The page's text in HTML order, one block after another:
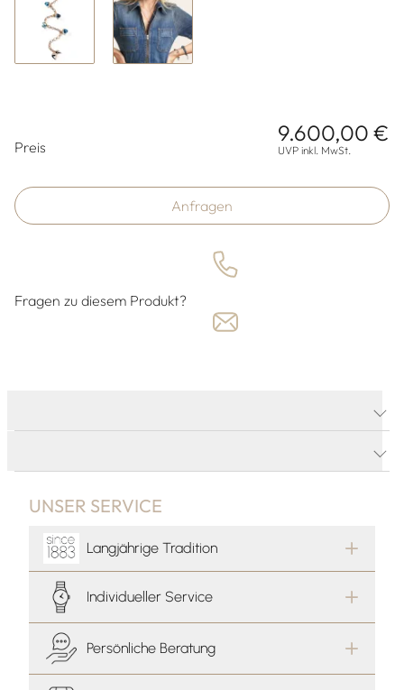
Preis
9.600,00 €
UVP inkl. MwSt.
Anfragen
Fragen zu diesem Produkt?
UNSER SERVICE
Langjährige Tradition
Individueller Service
Persönliche Beratung